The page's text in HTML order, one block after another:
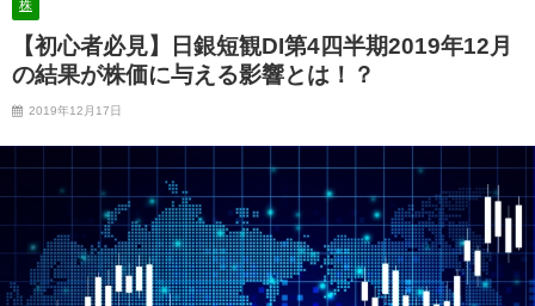
株
【初心者必見】日銀短観DI第4四半期2019年12月
の結果が株価に与える影響とは！？
2019年12月17日